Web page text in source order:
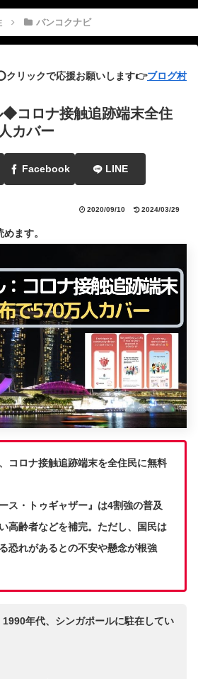
バンコクナビ
クリックで応援お願いします👉ブログ村
コロナ接触追跡端末全住
カバー
Facebook LINE
2020/09/10 2024/03/29
めます。
コロナ接触追跡端末を全住民に無料
ス・トゥギャザー』は4割強の普及
高齢者などを補完。ただし、国民は
恐れがあるとの不安や懸念が根強
1990年代、シンガポールに駐在してい